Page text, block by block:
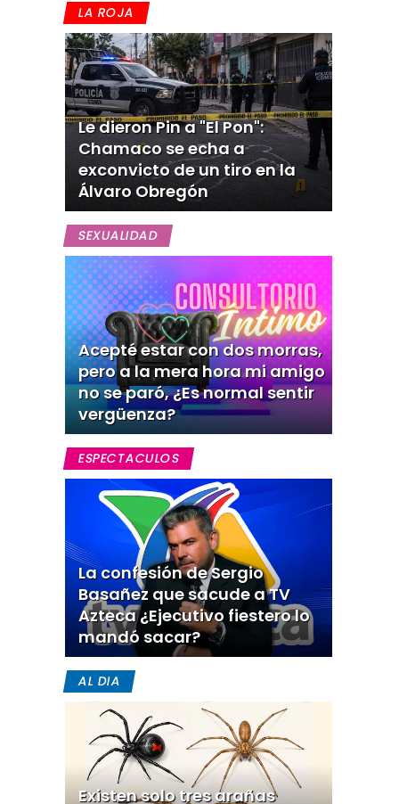
LA ROJA
Le dieron Pin a "El Pon":
Chamaco se echa a
exconvicto de un tiro en la
Álvaro Obregón
SEXUALIDAD
Acepté estar con dos morras,
pero a la mera hora mi amigo
no se paró, ¿Es normal sentir
vergüenza?
ESPECTACULOS
La confesión de Sergio
Basañez que sacude a TV
Azteca ¿Ejecutivo fiestero lo
mandó sacar?
AL DIA
Existen solo tres arañas